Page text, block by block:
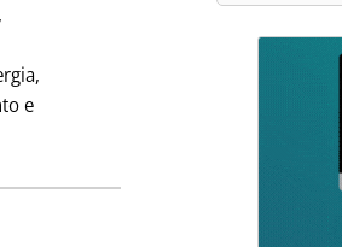
e
la notizia: 'CONVENZIONE SNAM/